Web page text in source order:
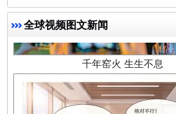
全球视频图文新闻